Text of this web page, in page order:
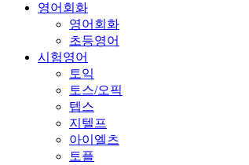
영어회화
영어회화
초등영어
시험영어
토익
토스/오픽
텝스
지텔프
아이엘츠
토플